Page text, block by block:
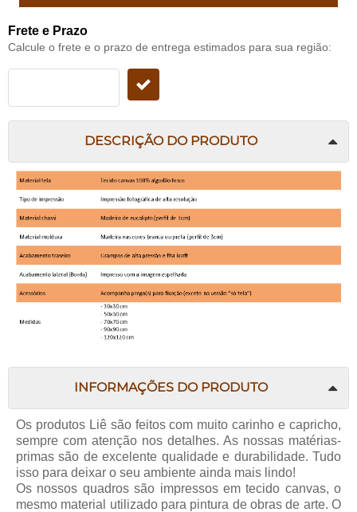
Frete e Prazo
Calcule o frete e o prazo de entrega estimados para sua região:
DESCRIÇÃO DO PRODUTO
INFORMAÇÕES DO PRODUTO
Os produtos Liê são feitos com muito carinho e capricho,
sempre com atenção nos detalhes. As nossas matérias-
primas são de excelente qualidade e durabilidade. Tudo
isso para deixar o seu ambiente ainda mais lindo!
Os nossos quadros são impressos em tecido canvas, o
mesmo material utilizado para pintura de obras de arte. O